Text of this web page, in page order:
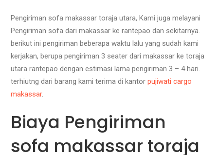
Pengiriman sofa makassar toraja utara, Kami juga melayani
Pengiriman sofa dari makassar ke rantepao dan sekitarnya.
berikut ini pengiriman beberapa waktu lalu yang sudah kami
kerjakan, berupa pengiriman 3 seater dari makassar ke toraja
utara rantepao dengan estimasi lama pengiriman 3 – 4 hari.
terhiutng dari barang kami terima di kantorpujiwati cargo
makassar.
Biaya Pengiriman
sofa makassar toraja